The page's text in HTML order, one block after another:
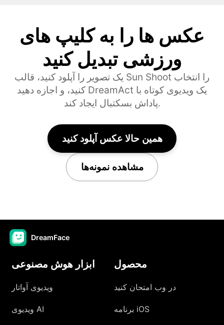
عکس ها را به کلیپ های
ورزشی تبدیل کنید
یک تصویر را آپلود کنید، قالب Sun Shoot را انتخاب
کنید، و اجازه دهید DreamAct یک ویدیوی کوتاه با
پاداش بسکتبال ایجاد کند.
همین حالا عکس آپلود کنید
مشاهده نمونه‌ها
DreamFace
ابزار هوش مصنوعی
ویدیوی آواتار
ویدیوی AI
محصول
در وب امتحان کنید
برنامه iOS